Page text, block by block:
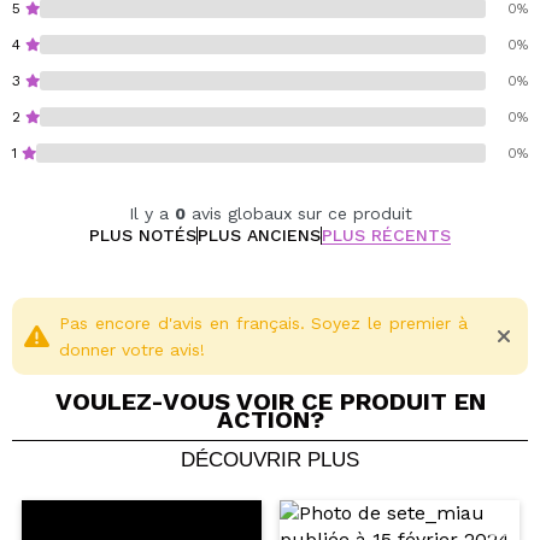
Cruelty free.
Vegan.
5 0%
4 0%
3 0%
2 0%
1 0%
Il y a 0avis globaux sur ce produit
PLUS NOTÉSPLUS ANCIENSPLUS RÉCENTS
Pas encore d'avis en français. Soyez le premier à
donner votre avis!
VOULEZ-VOUS VOIR CE PRODUIT EN
ACTION?
DÉCOUVRIR PLUS